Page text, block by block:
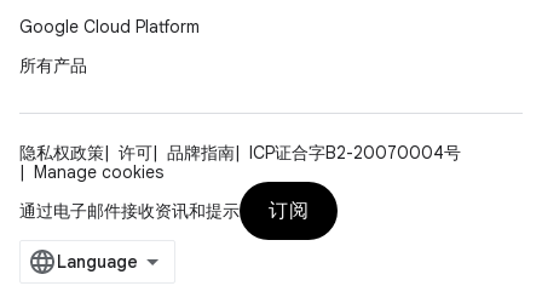
Google Cloud Platform
所有产品
隐私权政策 许可 品牌指南
ICP证合字B2-20070004号
Manage cookies
通过电子邮件接收资讯和提示
订阅